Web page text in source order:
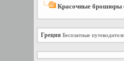
Красочные брошюры
Греция Бесплатные